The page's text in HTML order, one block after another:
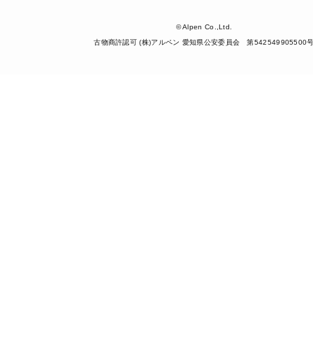
© Alpen Co.,Ltd.
古物商許認可 (株)アルペン 愛知県公安委員会 第542549905500